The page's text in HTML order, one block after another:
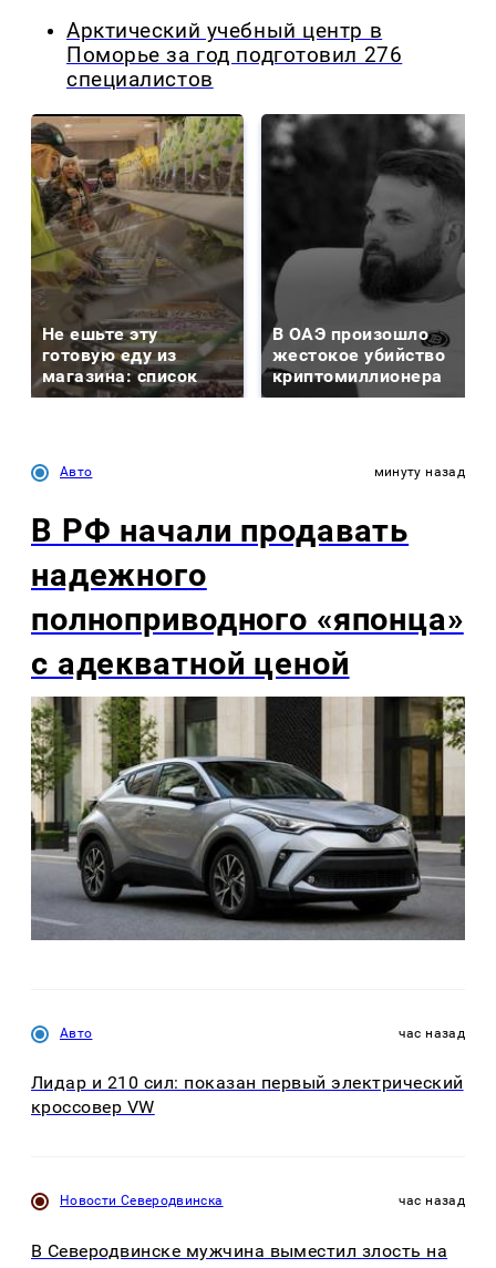
Арктический учебный центр в
Поморье за год подготовил 276
специалистов
Не ешьте эту
готовую еду из
магазина: список
В ОАЭ произошло
жестокое убийство
криптомиллионера
Авто минуту назад
В РФ начали продавать
надежного
полноприводного «японца»
с адекватной ценой
Авто час назад
Лидар и 210 сил: показан первый электрический
кроссовер VW
Новости Северодвинска час назад
В Северодвинске мужчина выместил злость на